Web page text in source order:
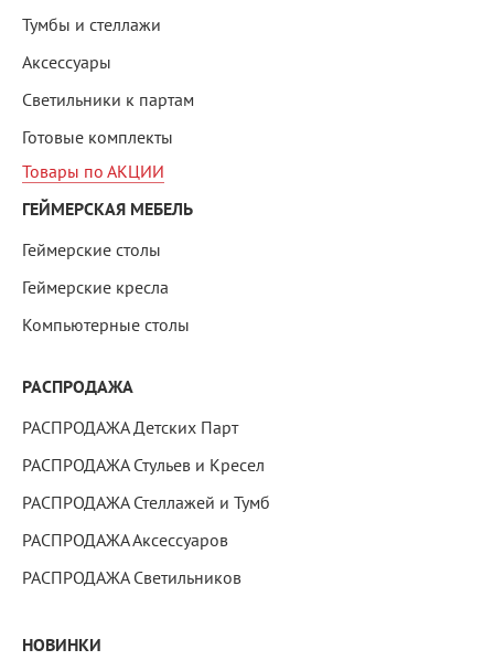
Тумбы и стеллажи
Аксессуары
Светильники к партам
Готовые комплекты
Товары по АКЦИИ
ГЕЙМЕРСКАЯ МЕБЕЛЬ
Геймерские столы
Геймерские кресла
Компьютерные столы
РАСПРОДАЖА
РАСПРОДАЖА Детских Парт
РАСПРОДАЖА Стульев и Кресел
РАСПРОДАЖА Стеллажей и Тумб
РАСПРОДАЖА Аксессуаров
РАСПРОДАЖА Светильников
НОВИНКИ